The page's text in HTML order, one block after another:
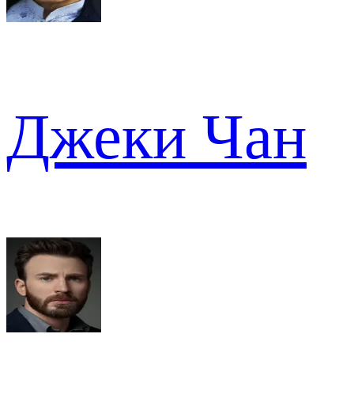
Джеки Чан